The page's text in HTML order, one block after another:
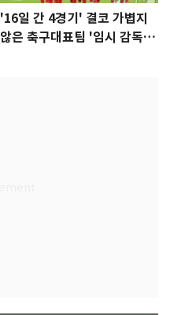
'16일 간 4경기' 결코 가볍지
않은 축구대표팀 '임시 감독'